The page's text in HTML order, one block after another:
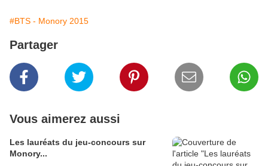
#BTS - Monory 2015
Partager
Vous aimerez aussi
Les lauréats du jeu-concours sur
Monory...